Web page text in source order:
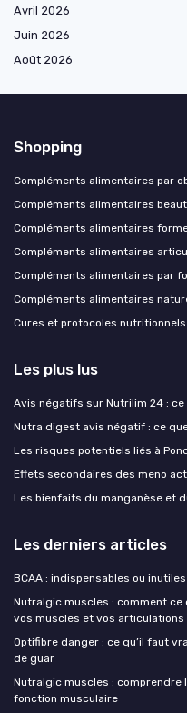
Avril 2026
Juin 2026
Août 2026
Shopping
Compléments alimentaires par
Compléments alimentaires
Compléments alimentaires
Compléments alimentaires
Compléments alimentaires par
Compléments alimentaires
Cures et protocoles nutritionnels
Les plus lus
Avis négatifs sur Nutrilim 24 :
Nutra digest avis négatif : ce
Les risques potentiels liés à
Effets secondaires des meno
Les bienfaits du manganèse et
Les derniers articles
BCAA : indispensables ou
Nutralgic muscles : comment
vos muscles et vos articulations
Optifibre danger : ce qu’il faut
de guar
Nutralgic muscles : comprendre
fonction musculaire